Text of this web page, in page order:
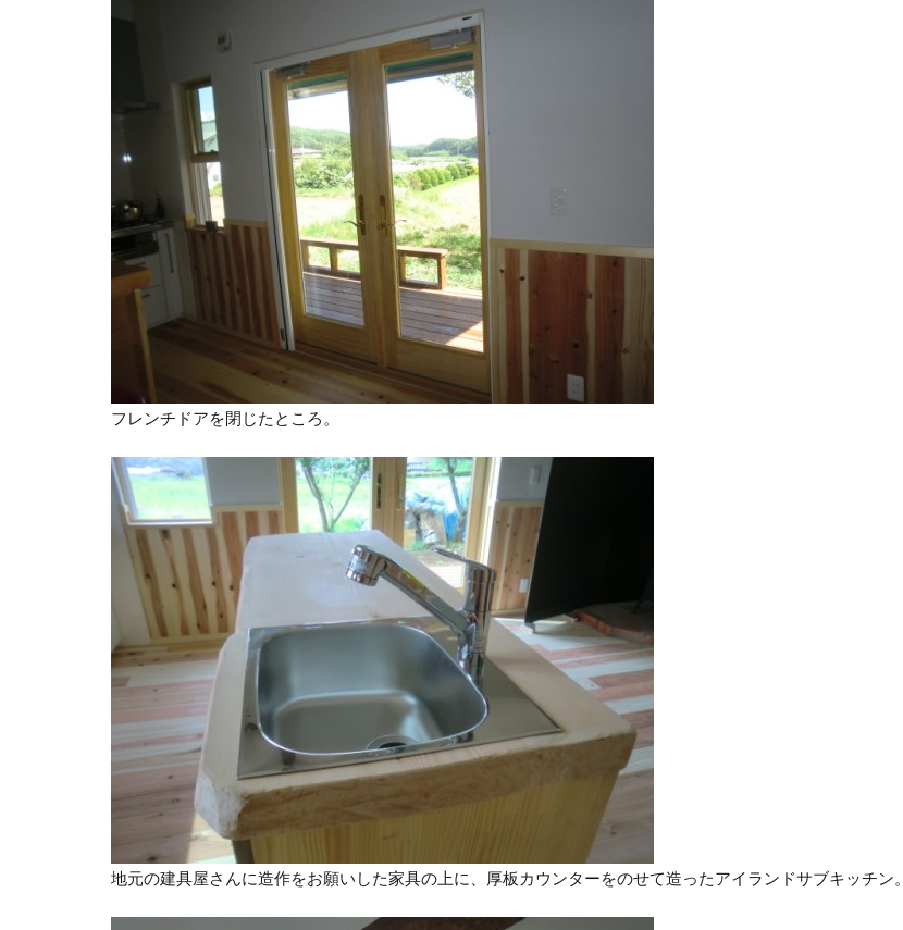
フレンチドアを閉じたところ。
地元の建具屋さんに造作をお願いした家具の上に、厚板カウンターをのせて造ったアイランドサブキッチン。